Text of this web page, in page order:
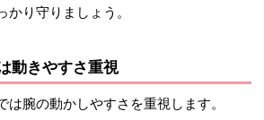
かり守りましょう。
動きやすさ重視
は腕の動かしやすさを重視します。